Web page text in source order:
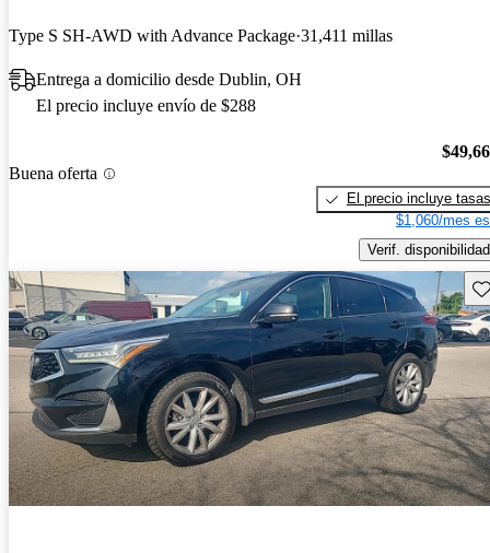
Type S SH-AWD with Advance Package 31,411 millas
Entrega a domicilio desde Dublin, OH
El precio incluye envío de $288
Buena oferta
El precio incluye tasas
$1,060/mes
Verif. disponibilidad